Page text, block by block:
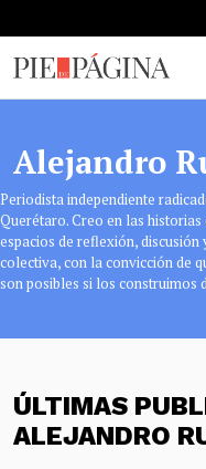
Alejandro
Periodista independiente
Querétaro. Creo en las
espacios de reflexión, discusión
colectiva, con la convicción de
son posibles si los construimos
ÚLTIMAS
ALEJANDRO